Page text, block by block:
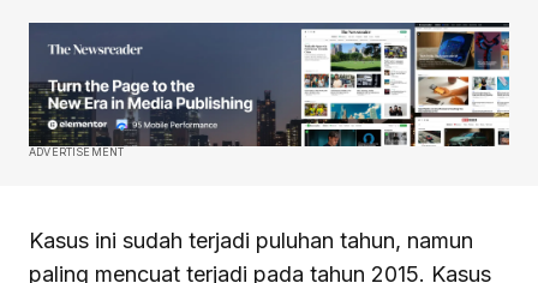
ADVERTISEMENT
Kasus ini sudah terjadi puluhan tahun, namun
paling mencuat terjadi pada tahun 2015. Kasus